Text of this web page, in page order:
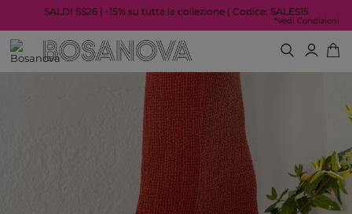
SALDI SS26 | -15% su tutta la collezione | Codice: SALES15
*Vedi Condizioni